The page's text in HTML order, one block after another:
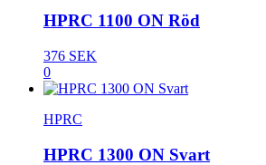
HPRC 1100 ON Röd
376 SEK
0
HPRC
HPRC 1300 ON Svart